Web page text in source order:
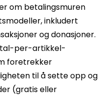
om betalingsmuren
inkludert
og donasjoner.
per-artikkel-
foretrekker
til å sette opp og
(gratis eller